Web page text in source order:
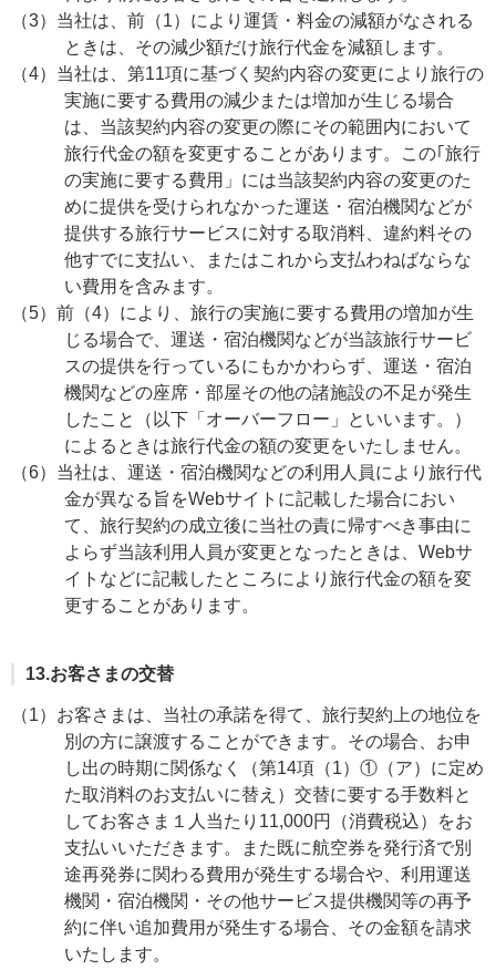
（3）当社は、前（1）により運賃・料金の減額がなされる
ときは、その減少額だけ旅行代金を減額します。
（4）当社は、第11項に基づく契約内容の変更により旅行の
実施に要する費用の減少または増加が生じる場合
は、当該契約内容の変更の際にその範囲内において
旅行代金の額を変更することがあります。この｢旅行
の実施に要する費用」には当該契約内容の変更のた
めに提供を受けられなかった運送・宿泊機関などが
提供する旅行サービスに対する取消料、違約料その
他すでに支払い、またはこれから支払わねばならな
い費用を含みます。
（5）前（4）により、旅行の実施に要する費用の増加が生
じる場合で、運送・宿泊機関などが当該旅行サービ
スの提供を行っているにもかかわらず、運送・宿泊
機関などの座席・部屋その他の諸施設の不足が発生
したこと（以下「オーバーフロー」といいます。）
によるときは旅行代金の額の変更をいたしません。
（6）当社は、運送・宿泊機関などの利用人員により旅行代
金が異なる旨をWebサイトに記載した場合におい
て、旅行契約の成立後に当社の責に帰すべき事由に
よらず当該利用人員が変更となったときは、Webサ
イトなどに記載したところにより旅行代金の額を変
更することがあります。
13.お客さまの交替
（1）お客さまは、当社の承諾を得て、旅行契約上の地位を
別の方に譲渡することができます。その場合、お申
し出の時期に関係なく（第14項（1）①（ア）に定め
た取消料のお支払いに替え）交替に要する手数料と
してお客さま１人当たり11,000円（消費税込）をお
支払いいただきます。また既に航空券を発行済で別
途再発券に関わる費用が発生する場合や、利用運送
機関・宿泊機関・その他サービス提供機関等の再予
約に伴い追加費用が発生する場合、その金額を請求
いたします。